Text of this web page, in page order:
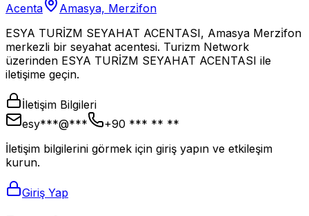
Acenta
Amasya, Merzi̇fon
ESYA TURİZM SEYAHAT ACENTASI, Amasya Merzi̇fon
merkezli bir seyahat acentesi. Turizm Network
üzerinden ESYA TURİZM SEYAHAT ACENTASI ile
iletişime geçin.
İletişim Bilgileri
esy***@***
+90 *** ** **
İletişim bilgilerini görmek için giriş yapın ve etkileşim
kurun.
Giriş Yap